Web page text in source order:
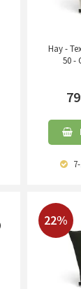
Hay -
50 -
22%